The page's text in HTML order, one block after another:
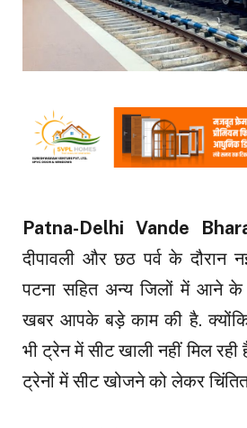
Patna-Delhi Vande
दीपावली और छठ पर्व के दौरान
पटना सहित अन्य जिलों में आने के
खबर आपके बड़े काम की है.
भी ट्रेन में सीट खाली नहीं मिल
ट्रेनों में सीट खोजने को लेकर